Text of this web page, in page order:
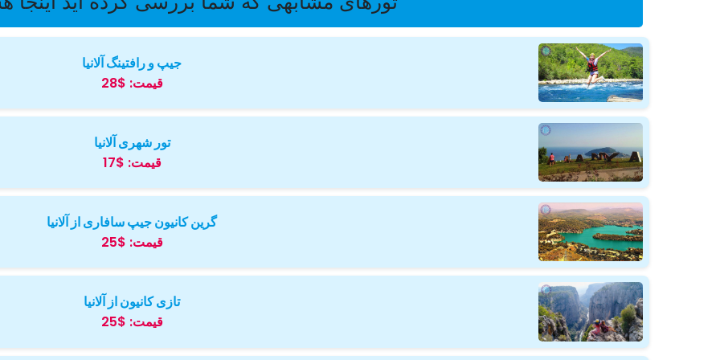
جیپ و رافتینگ آلانیا
قیمت: $28
تور شهری آلانیا
قیمت: $17
گرین کانیون جیپ سافاری از آلانیا
قیمت: $25
تازی کانیون از آلانیا
قیمت: $25